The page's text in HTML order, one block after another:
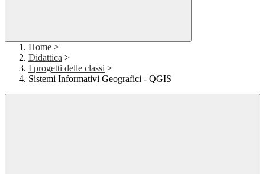
Home >
Didattica >
I progetti delle classi >
Sistemi Informativi Geografici - QGIS